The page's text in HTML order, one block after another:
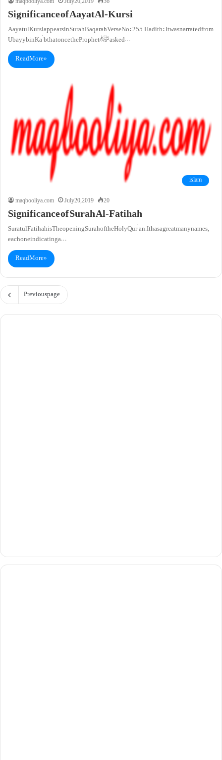
Significance of AayatAl-Kursi
Aayatul Kursiappears in Surah BaqarahVerse No:255. Hadith: It was narrated from
Ubayy bin Ka’b that once the Prophet ﷺ asked…
Read More »
islam
maqbooliya.com
July 20, 2019 20
Significance of Surah Al-Fatihah
Suratul Fatihah is The opening Surah of the Holy Qur’an. It has a great many names,
each one indicating a…
Read More »
Previous page